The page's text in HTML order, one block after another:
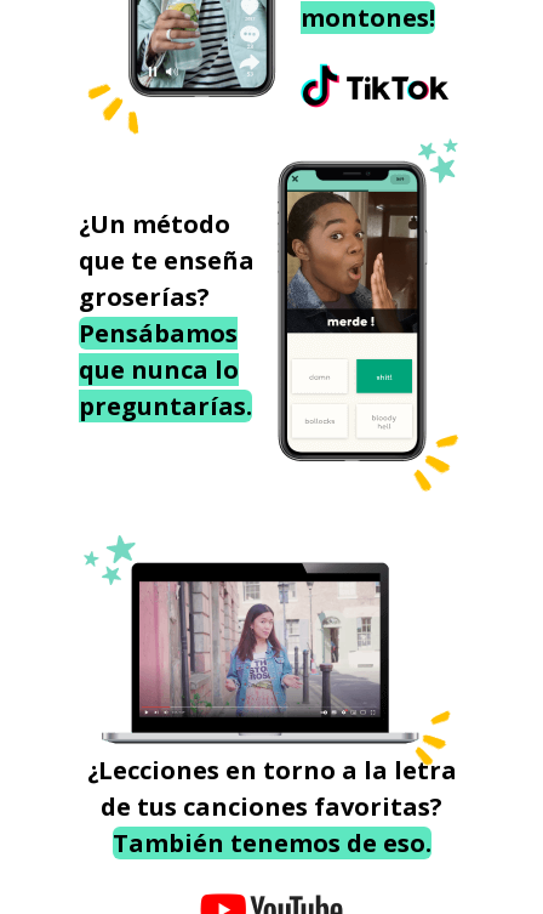
montones!
¿Un método
que te enseña
groserías?
Pensábamos
que nunca lo
preguntarías.
¿Lecciones en torno a la letra
de tus canciones favoritas?
También tenemos de eso.